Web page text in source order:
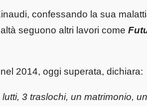
confessando la sua
seguono altri lavori come
2014, oggi superata, dichiara:
3 traslochi, un matrimonio,